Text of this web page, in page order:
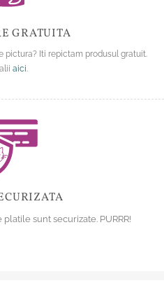
GRATUITA
pictura? Iti repictam produsul gratuit.
aici.
sunt securizate. PURRR!